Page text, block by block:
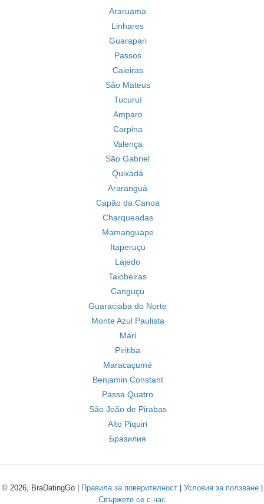
Araruama
Linhares
Guarapari
Passos
Caieiras
São Mateus
Tucuruí
Amparo
Carpina
Valença
São Gabriel
Quixadá
Araranguá
Capão da Canoa
Charqueadas
Mamanguape
Itaperuçu
Lajedo
Taiobeiras
Canguçu
Guaraciaba do Norte
Monte Azul Paulista
Mari
Piritiba
Maracaçumé
Benjamin Constant
Passa Quatro
São João de Pirabas
Alto Piquiri
Бразилия
© 2026, BraDatingGo | Правила за поверителност| Условия за ползване|
Свържете се с нас